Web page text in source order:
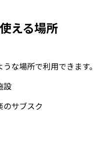
える場所
な場所で利用できます。
設
のサブスク